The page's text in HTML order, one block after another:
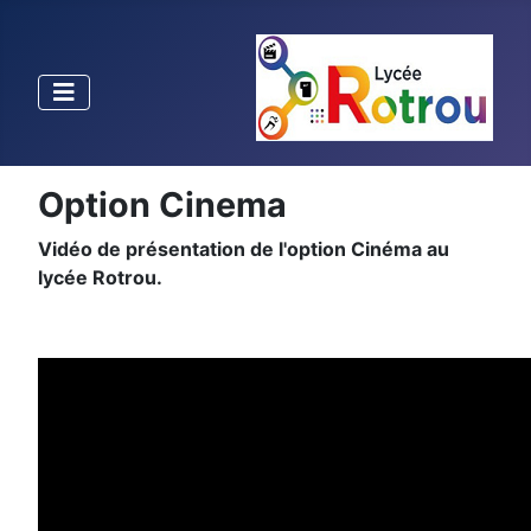
Option Cinema
Vidéo de présentation de l'option Cinéma au
lycée Rotrou.